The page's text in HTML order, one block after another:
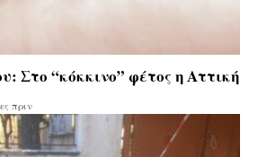
Στο “κόκκινο” φέτος η Αττική
πριν